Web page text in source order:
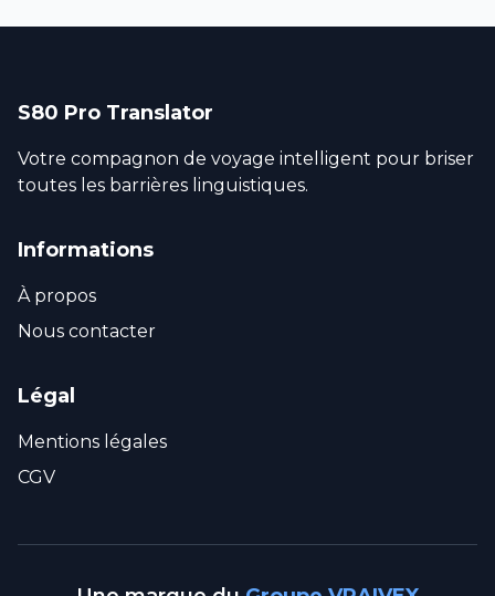
S80 Pro Translator
Votre compagnon de voyage intelligent pour briser
toutes les barrières linguistiques.
Informations
À propos
Nous contacter
Légal
Mentions légales
CGV